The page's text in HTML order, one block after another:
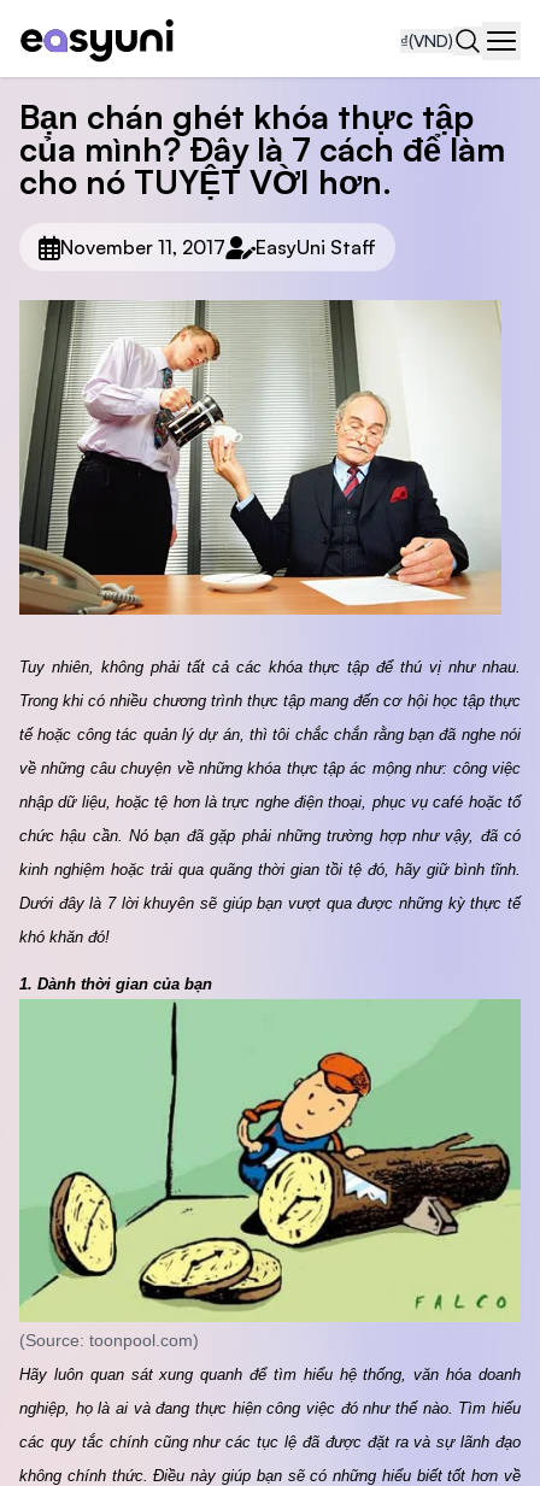
₫(VND)
Bạn chán ghét khóa thực tập
của mình? Đây là 7 cách để làm
cho nó TUYỆT VỜI hơn.
November 11, 2017 EasyUni Staff
Tuy nhiên, không phải tất cả các khóa thực tập để thú vị như nhau.
Trong khi có nhiều chương trình thực tập mang đến cơ hội học tập thực
tế hoặc công tác quản lý dự án, thì tôi chắc chắn rằng bạn đã nghe nói
về những câu chuyện về những khóa thực tập ác mộng như: công việc
nhập dữ liệu, hoặc tệ hơn là trực nghe điện thoại, phục vụ café hoặc tổ
chức hậu cần. Nó bạn đã gặp phải những trường hợp như vậy, đã có
kinh nghiệm hoặc trải qua quãng thời gian tồi tệ đó, hãy giữ bình tĩnh.
Dưới đây là 7 lời khuyên sẽ giúp bạn vượt qua được những kỳ thực tế
khó khăn đó!
1. Dành thời gian của bạn
(Source: toonpool.com)
Hãy luôn quan sát xung quanh để tìm hiểu hệ thống, văn hóa doanh
nghiệp, họ là ai và đang thực hiện công việc đó như thế nào. Tìm hiểu
các quy tắc chính cũng như các tục lệ đã được đặt ra và sự lãnh đạo
không chính thức. Điều này giúp bạn sẽ có những hiểu biết tốt hơn về